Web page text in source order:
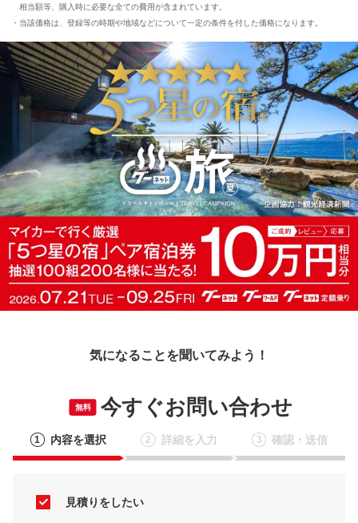
相当額等、購入時に必要な全ての費用が含まれています。
当該価格は、登録等の時期や地域などについて一定の条件を付した価格になります。
気になることを聞いてみよう！
無料 今すぐお問い合わせ
1 内容を選択 2 詳細を入力 3 確認・送信
見積りをしたい